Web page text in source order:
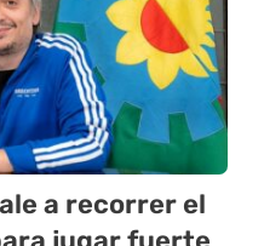
a recorrer el